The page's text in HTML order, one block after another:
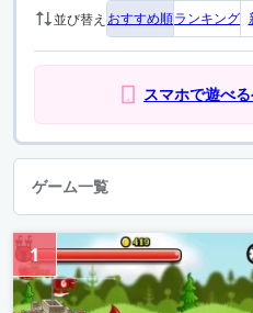
並び替え おすすめ順ランキング
スマホで遊べ
ゲーム一覧
1